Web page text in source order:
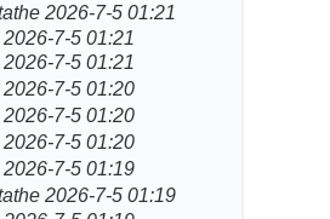
2026-7-5 01:21
2026-7-5 01:21
2026-7-5 01:21
2026-7-5 01:20
2026-7-5 01:20
2026-7-5 01:20
2026-7-5 01:19
2026-7-5 01:19